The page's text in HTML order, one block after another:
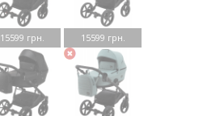
15599 грн. 15599 грн.